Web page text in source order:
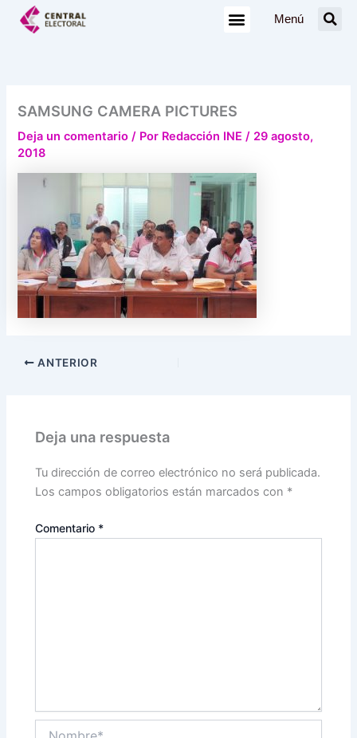
Menú
SAMSUNG CAMERA PICTURES
Deja un comentario / Por Redacción INE/ 29 agosto,
2018
ANTERIOR
Deja una respuesta
Tu dirección de correo electrónico no será publicada.
Los campos obligatorios están marcados con *
Comentario *